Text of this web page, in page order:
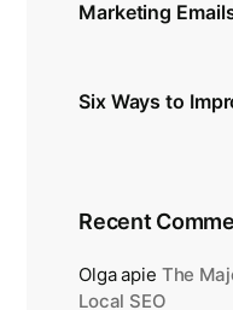
Marketing
Six Ways to
Recent
Olgaapie The
Local SEO